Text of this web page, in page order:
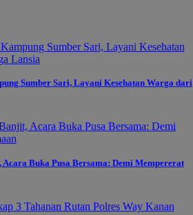
Sumber Sari, Layani Kesehatan Warga dari
Buka Pusa Bersama: Demi Mempererat